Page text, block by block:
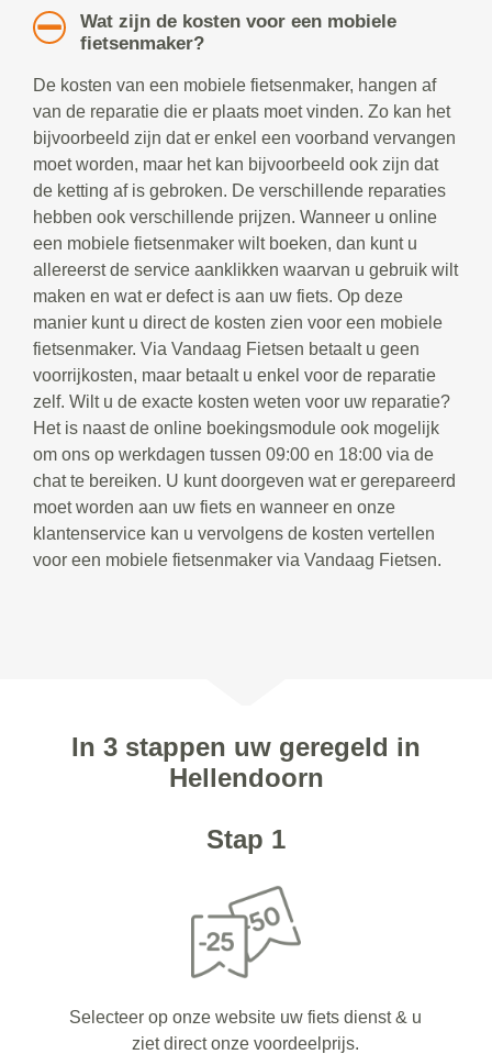
Wat zijn de kosten voor een mobiele
fietsenmaker?
De kosten van een mobiele fietsenmaker, hangen af
van de reparatie die er plaats moet vinden. Zo kan het
bijvoorbeeld zijn dat er enkel een voorband vervangen
moet worden, maar het kan bijvoorbeeld ook zijn dat
de ketting af is gebroken. De verschillende reparaties
hebben ook verschillende prijzen. Wanneer u online
een mobiele fietsenmaker wilt boeken, dan kunt u
allereerst de service aanklikken waarvan u gebruik wilt
maken en wat er defect is aan uw fiets. Op deze
manier kunt u direct de kosten zien voor een mobiele
fietsenmaker. Via Vandaag Fietsen betaalt u geen
voorrijkosten, maar betaalt u enkel voor de reparatie
zelf. Wilt u de exacte kosten weten voor uw reparatie?
Het is naast de online boekingsmodule ook mogelijk
om ons op werkdagen tussen 09:00 en 18:00 via de
chat te bereiken. U kunt doorgeven wat er gerepareerd
moet worden aan uw fiets en wanneer en onze
klantenservice kan u vervolgens de kosten vertellen
voor een mobiele fietsenmaker via Vandaag Fietsen.
In 3 stappen uw geregeld in
Hellendoorn
Stap 1
Selecteer op onze website uw fiets dienst & u
ziet direct onze voordeelprijs.